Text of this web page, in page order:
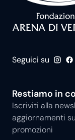
Seguici su
Restiamo in
Iscriviti alla
aggiornamenti
promozioni